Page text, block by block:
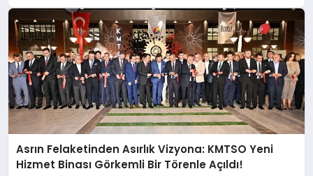
Asrın Felaketinden Asırlık Vizyona: KMTSO Yeni
Hizmet Binası Görkemli Bir Törenle Açıldı!